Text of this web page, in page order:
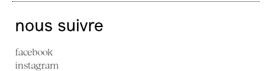
nous suivre
facebook
instagram